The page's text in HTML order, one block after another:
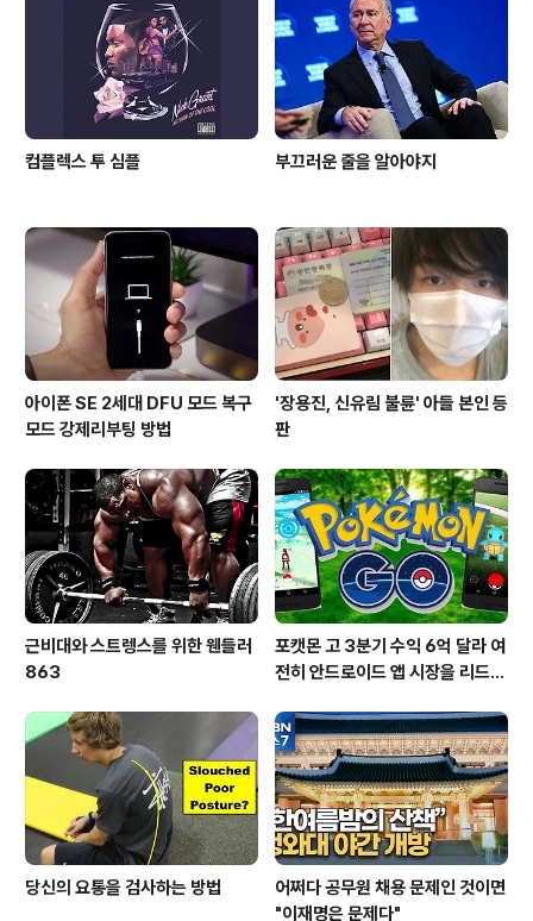
rena 에서는 IFA 2013에서 출시한 삼성전자의 갤럭시노
트3를 두고 삼성 스마트폰 외형의 전통적인 디..
컴플렉스 투 심플 부끄러운 줄을 알아야지
아이폰 SE 2세대 DFU 모드 복구
모드 강제리부팅 방법
'장용진, 신유림 불륜' 아들 본인 등
판
근비대와 스트렝스를 위한 웬들러
863
포캣몬 고 3분기 수익 6억 달라 여
전히 안드로이드 앱 시장을 리드
당신의 요통을 검사하는 방법
어쩌다 공무원 채용 문제인 것이면
"이재명은 문제다"